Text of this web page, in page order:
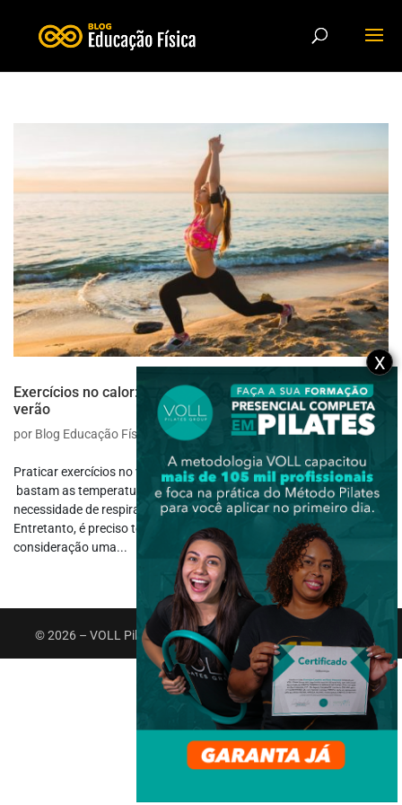
Exercícios no calor: 5 dicas para praticar exercícios no
verão
por Blog Educação Física jan 20, 2021 |Saúde e Bem-estar
Praticar exercícios no verão pode ser muito relaxante e revigorante;
bastam as temperaturas se elevarem, para sentirmos aquela
necessidade de respirar ar puro e sentir a brisa em nosso rosto.
Entretanto, é preciso tomar alguns cuidados e levar em
consideração uma...
© 2026 – VOLL Pilates Group. Todos os direitos reservados.
X